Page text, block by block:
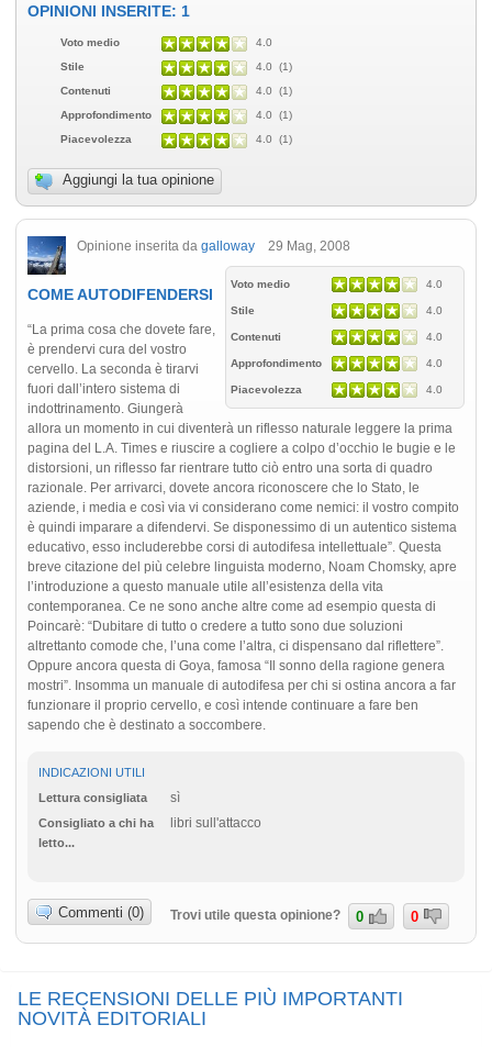
OPINIONI INSERITE: 1
Voto medio
4.0
Stile
4.0 (1)
Contenuti
4.0 (1)
Approfondimento
4.0 (1)
Piacevolezza
4.0 (1)
Aggiungi la tua opinione
Opinione inserita da galloway 29 Mag, 2008
Voto medio 4.0
Stile 4.0
Contenuti 4.0
Approfondimento 4.0
Piacevolezza 4.0
COME AUTODIFENDERSI
“La prima cosa che dovete fare,
è prendervi cura del vostro
cervello. La seconda è tirarvi
fuori dall’intero sistema di
indottrinamento. Giungerà
allora un momento in cui diventerà un riflesso naturale leggere la prima
pagina del L.A. Times e riuscire a cogliere a colpo d’occhio le bugie e le
distorsioni, un riflesso far rientrare tutto ciò entro una sorta di quadro
razionale. Per arrivarci, dovete ancora riconoscere che lo Stato, le
aziende, i media e così via vi considerano come nemici: il vostro compito
è quindi imparare a difendervi. Se disponessimo di un autentico sistema
educativo, esso includerebbe corsi di autodifesa intellettuale”. Questa
breve citazione del più celebre linguista moderno, Noam Chomsky, apre
l’introduzione a questo manuale utile all’esistenza della vita
contemporanea. Ce ne sono anche altre come ad esempio questa di
Poincarè: “Dubitare di tutto o credere a tutto sono due soluzioni
altrettanto comode che, l’una come l’altra, ci dispensano dal riflettere”.
Oppure ancora questa di Goya, famosa “Il sonno della ragione genera
mostri”. Insomma un manuale di autodifesa per chi si ostina ancora a far
funzionare il proprio cervello, e così intende continuare a fare ben
sapendo che è destinato a soccombere.
INDICAZIONI UTILI
Lettura consigliata
sì
Consigliato a chi ha
letto...
libri sull'attacco
Commenti (0) Trovi utile questa opinione? 0 0
LE RECENSIONI DELLE PIÙ IMPORTANTI
NOVITÀ EDITORIALI